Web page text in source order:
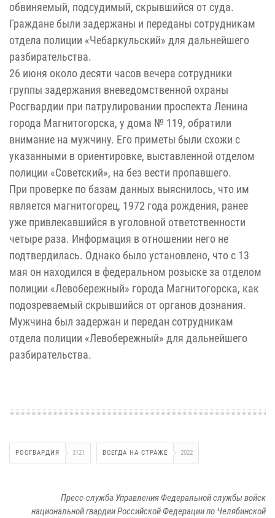
обвиняемый, подсудимый, скрывшийся от суда.
Граждане были задержаны и переданы сотрудникам
отдела полиции «Чебаркульский» для дальнейшего
разбирательства.
26 июня около десяти часов вечера сотрудники
группы задержания вневедомственной охраны
Росгвардии при патрулировании проспекта Ленина
города Магнитогорска, у дома № 119, обратили
внимание на мужчину. Его приметы были схожи с
указанными в ориентировке, выставленной отделом
полиции «Советский», на без вести пропавшего.
При проверке по базам данных выяснилось, что им
является магнитогорец, 1972 года рождения, ранее
уже привлекавшийся в уголовной ответственности
четыре раза. Информация в отношении него не
подтвердилась. Однако было установлено, что с 13
мая он находился в федеральном розыске за отделом
полиции «Левобережный» города Магнитогорска, как
подозреваемый скрывшийся от органов дознания.
Мужчина был задержан и передан сотрудникам
отдела полиции «Левобережный» для дальнейшего
разбирательства.
РОСГВАРДИЯ 3121 ВСЕГДА НА СТРАЖЕ 2022
Пресс-служба Управления Федеральной службы войск
национальной гвардии Российской Федерации по Челябинской